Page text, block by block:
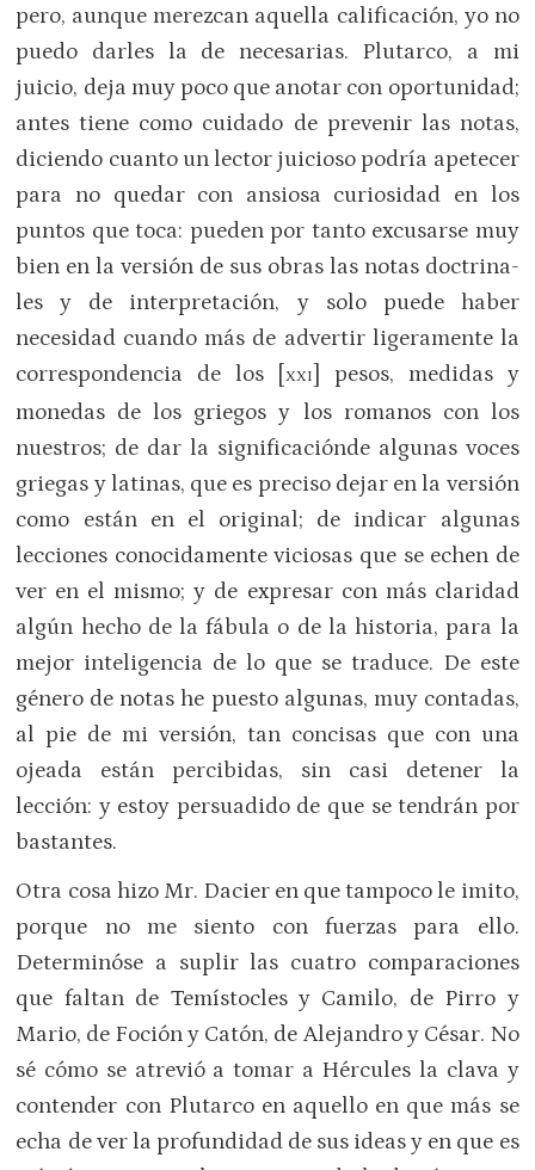
pero, aunque merezcan aquella calificación, yo no
puedo darles la de necesarias. Plutarco, a mi
juicio, de­ja muy poco que anotar con oportunidad;
antes tiene como cuidado de prevenir las notas,
diciendo cuanto un lector juicioso podría apetecer
para no quedar con an­siosa curiosidad en los
puntos que toca: pueden por tanto excusarse muy
bien en la versión de sus obras las notas doctrina­
les y de interpretación, y solo puede ha­ber
necesidad cuando más de advertir li­geramente la
correspondencia de los [
XXI
] pesos, medidas y
monedas de los griegos y los romanos con los
nuestros; de dar la significaciónde algunas voces
griegas y latinas, que es preciso dejar en la ver­sión
como están en el original; de indicar algunas
lecciones conocidamente viciosas que se echen de
ver en el mismo; y de expresar con más claridad
algún hecho de la fábula o de la historia, para la
mejor inteligencia de lo que se traduce. De este
género de notas he puesto algunas, muy contadas,
al pie de mi versión, tan con­cisas que con una
ojeada están percibi­das, sin casi detener la
lección: y estoy persuadido de que se tendrán por
bas­tantes.
Otra cosa hizo Mr. Dacier en que tam­poco le imito,
porque no me siento con fuerzas para ello.
Determinóse a suplir las cuatro comparaciones
que faltan de Temístocles y Camilo, de Pirro y
Mario, de Foción y Catón, de Alejandro y César. No
sé cómo se atrevió a tomar a Hércu­les la clava y
contender con Plutarco en aquello en que más se
echa de ver la pro­fundidad de sus ideas y en que es